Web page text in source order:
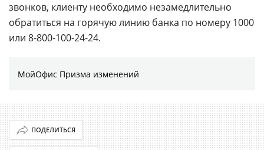
звонков, клиенту необходимо незамедлительно
обратиться на горячую линию банка по номеру 1000
или 8-800-100-24-24.
МойОфис Призма изменений
ПОДЕЛИТЬСЯ